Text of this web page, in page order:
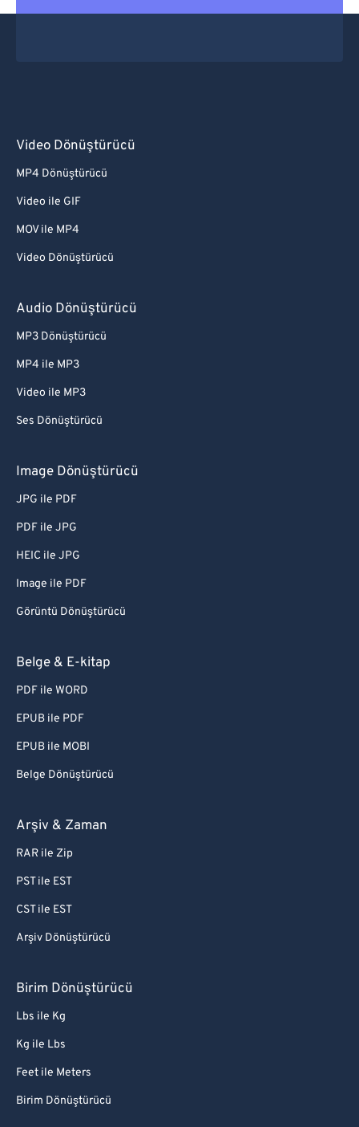
Video Dönüştürücü
MP4 Dönüştürücü
Video ile GIF
MOV ile MP4
Video Dönüştürücü
Audio Dönüştürücü
MP3 Dönüştürücü
MP4 ile MP3
Video ile MP3
Ses Dönüştürücü
Image Dönüştürücü
JPG ile PDF
PDF ile JPG
HEIC ile JPG
Image ile PDF
Görüntü Dönüştürücü
Belge & E-kitap
PDF ile WORD
EPUB ile PDF
EPUB ile MOBI
Belge Dönüştürücü
Arşiv & Zaman
RAR ile Zip
PST ile EST
CST ile EST
Arşiv Dönüştürücü
Birim Dönüştürücü
Lbs ile Kg
Kg ile Lbs
Feet ile Meters
Birim Dönüştürücü